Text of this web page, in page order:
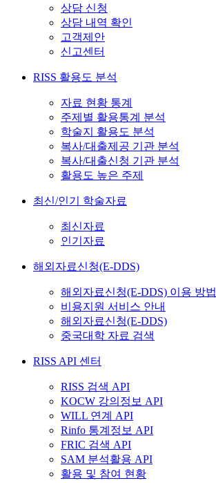
상담 신청
상담 내역 확인
고객제안
신고센터
RISS 활용도 분석
자료 현황 통계
주제별 활용통계 분석
학술지 활용도 분석
복사/대출제공 기관 분석
복사/대출신청 기관 분석
활용도 높은 주제
최신/인기 학술자료
최신자료
인기자료
해외자료신청(E-DDS)
해외자료신청(E-DDS) 이용 방법
비용지원 서비스 안내
해외자료신청(E-DDS)
중국대학 자료 검색
RISS API 센터
RISS 검색 API
KOCW 강의정보 API
WILL 연계 API
Rinfo 통계정보 API
FRIC 검색 API
SAM 분석활용 API
활용 및 참여 현황